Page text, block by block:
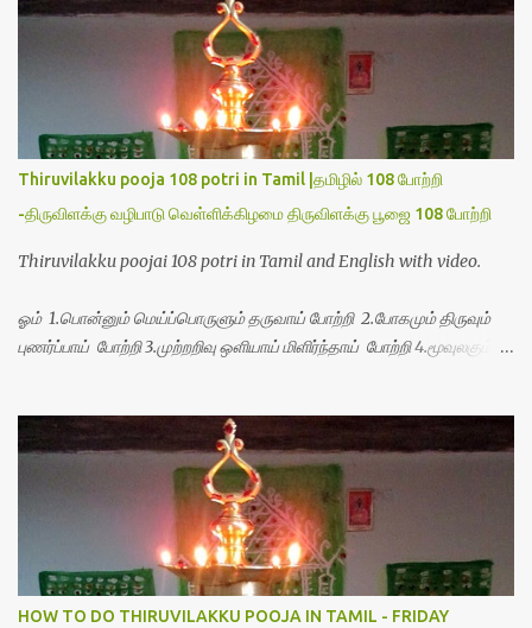
Thiruvilakku pooja 108 potri in Tamil |தமிழில் 108 போற்றி
-திருவிளக்கு வழிபாடு வெள்ளிக்கிழமை திருவிளக்கு பூஜை 108 போற்றி
Thiruvilakku poojai 108 potri in Tamil and English with video.
ஓம் 1.பொன்னும் மெய்ப்பொருளும் தருவாய் போற்றி 2.போகமும் திருவும்
புணர்ப்பாய் போற்றி 3.முற்றறிவு ஒளியாய் மிளிர்ந்தாய் போற்றி 4.மூவுலகும்
8.பிறர்வயமாகா பெரியோய் போற்றி 9.பேரின்பப் பெருக்காய் பொலிந்தாய்
போற்றி 10.பேரருட்கடலாம் பேரரு...
HOW TO DO THIRUVILAKKU POOJA IN TAMIL - FRIDAY